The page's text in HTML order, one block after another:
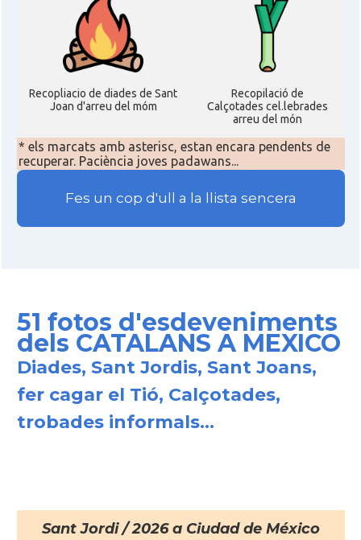
Recopliacio de diades de Sant
Joan d'arreu del móm
Recopilació de
Calçotades cel.lebrades
arreu del món
* els marcats amb asterisc, estan encara pendents de
recuperar. Paciència joves padawans...
Fes un cop d'ull a la llista sencera
51 fotos d'esdeveniments
dels CATALANS A MEXICO
Diades, Sant Jordis, Sant Joans,
fer cagar el Tió, Calçotades,
trobades informals...
Sant Jordi / 2026 a Ciudad de México